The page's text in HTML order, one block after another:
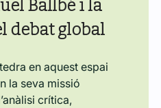
Ballbé i la
debat global
en aquest espai
la seva missió
crítica,